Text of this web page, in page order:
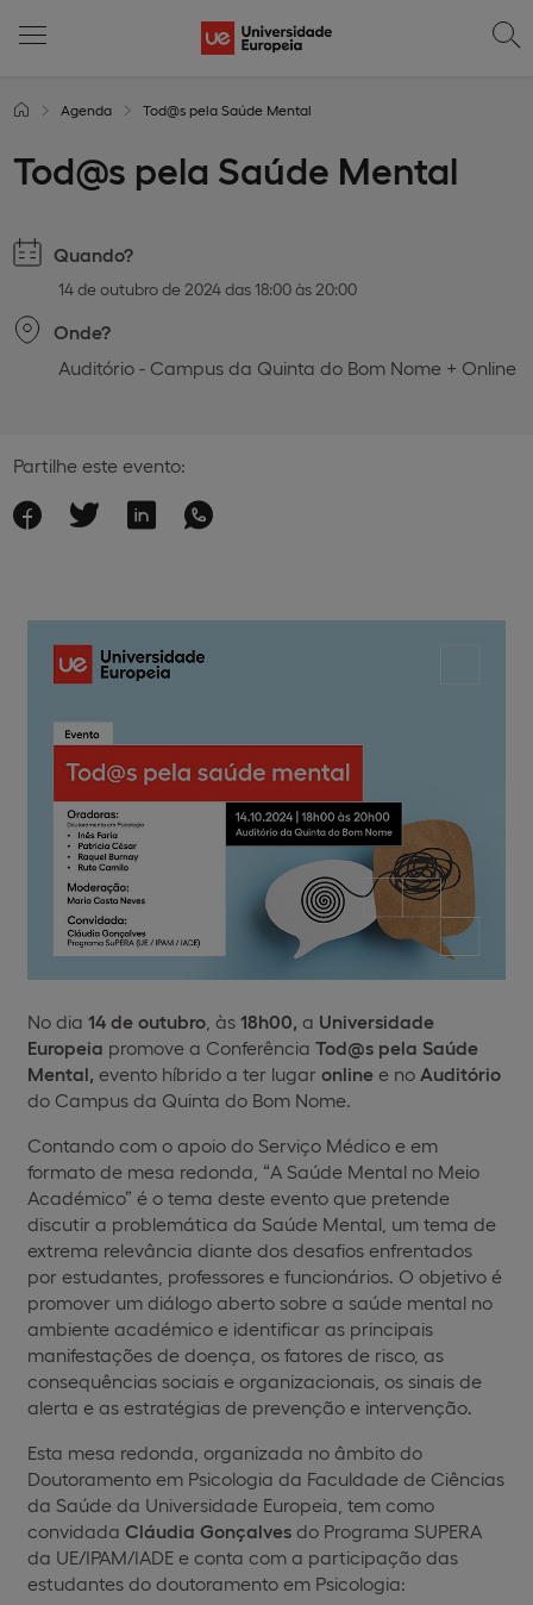
Agenda Tod@s pela Saúde Mental
Tod@s pela Saúde Mental
Quando?
14 de outubro de 2024 das 18:00 às 20:00
Onde?
Auditório - Campus da Quinta do Bom Nome + Online
Partilhe este evento:
No dia 14 de outubro , às 18h00, a Universidade
Europeia promove a Conferência Tod@s pela Saúde
Mental, evento híbrido a ter lugar online e no Auditório
do Campus da Quinta do Bom Nome.
Contando com o apoio do Serviço Médico e em
formato de mesa redonda, “A Saúde Mental no Meio
Académico” é o tema deste evento que pretende
discutir a problemática da Saúde Mental, um tema de
extrema relevância diante dos desafios enfrentados
por estudantes, professores e funcionários. O objetivo é
promover um diálogo aberto sobre a saúde mental no
ambiente académico e identificar as principais
manifestações de doença, os fatores de risco, as
consequências sociais e organizacionais, os sinais de
alerta e as estratégias de prevenção e intervenção.
Esta mesa redonda, organizada no âmbito do
Doutoramento em Psicologia da Faculdade de Ciências
da Saúde da Universidade Europeia, tem como
convidada Cláudia Gonçalves do Programa SUPERA
da UE/IPAM/IADE e conta com a participação das
estudantes do doutoramento em Psicologia: